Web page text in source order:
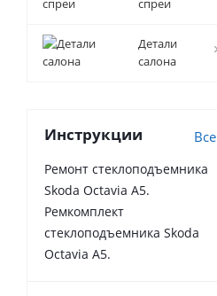
спреи
Детали
салона
Инструкции Все
Ремонт стеклоподъемника
Skoda Octavia A5.
Ремкомплект
стеклоподъемника Skoda
Octavia A5.